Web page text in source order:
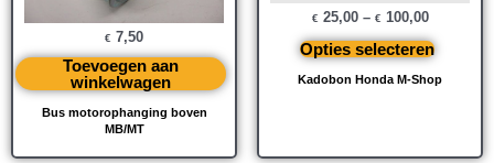
Bus motorophanging boven
MB/MT
€ 7,50
Toevoegen aan
winkelwagen
Kadobon Honda M-Shop
€ 25,00– € 100,00
Opties selecteren